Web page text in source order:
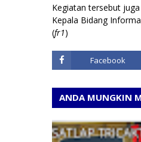
Kegiatan tersebut
Kepala Bidang
(fr1)
Facebook
ANDA MUNGKIN